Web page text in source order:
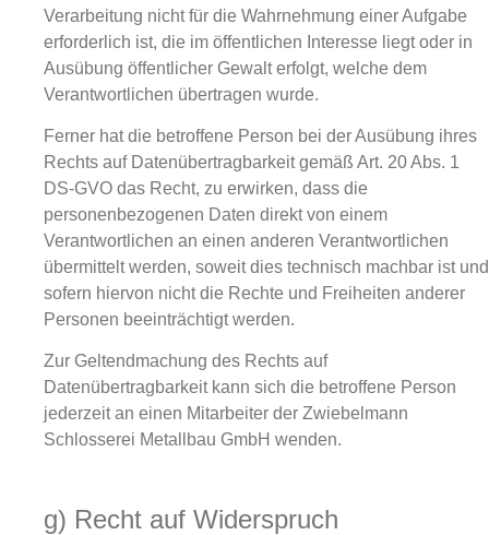
Verarbeitung nicht für die Wahrnehmung einer Aufgabe
erforderlich ist, die im öffentlichen Interesse liegt oder in
Ausübung öffentlicher Gewalt erfolgt, welche dem
Verantwortlichen übertragen wurde.
Ferner hat die betroffene Person bei der Ausübung ihres
Rechts auf Datenübertragbarkeit gemäß Art. 20 Abs. 1
DS-GVO das Recht, zu erwirken, dass die
personenbezogenen Daten direkt von einem
Verantwortlichen an einen anderen Verantwortlichen
übermittelt werden, soweit dies technisch machbar ist und
sofern hiervon nicht die Rechte und Freiheiten anderer
Personen beeinträchtigt werden.
Zur Geltendmachung des Rechts auf
Datenübertragbarkeit kann sich die betroffene Person
jederzeit an einen Mitarbeiter der Zwiebelmann
Schlosserei Metallbau GmbH wenden.
g) Recht auf Widerspruch